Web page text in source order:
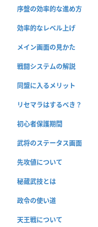
序盤の効率的な進め方
効率的なレベル上げ
メイン画面の見かた
戦闘システムの解説
同盟に入るメリット
リセマラはするべき？
初心者保護期間
武将のステータス画面
先攻値について
秘蔵武技とは
政令の使い道
天王戦について